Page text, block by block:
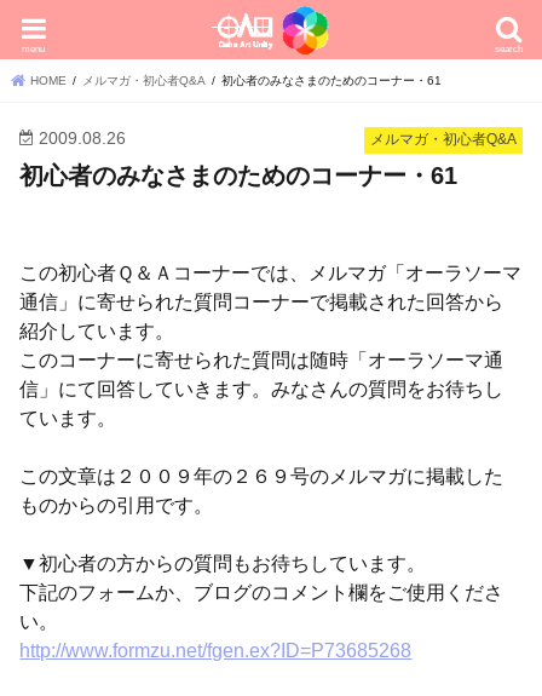
search
menu
HOME メルマガ・初心者Q&A 初心者のみなさまのためのコーナー・61
メルマガ・初心者Q&A
2009.08.26
初心者のみなさまのためのコーナー・61
この初心者Ｑ＆Ａコーナーでは、メルマガ「オーラソーマ
通信」に寄せられた質問コーナーで掲載された回答から
紹介しています。
このコーナーに寄せられた質問は随時「オーラソーマ通
信」にて回答していきます。みなさんの質問をお待ちし
ています。
この文章は２００９年の２６９号のメルマガに掲載した
ものからの引用です。
▼初心者の方からの質問もお待ちしています。
下記のフォームか、ブログのコメント欄をご使用くださ
い。
http://www.formzu.net/fgen.ex?ID=P73685268